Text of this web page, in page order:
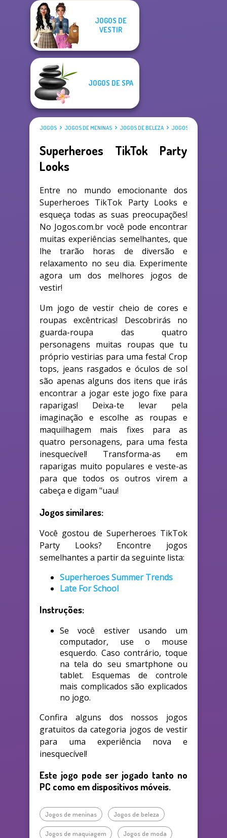
JOGOS DE
VESTIR
JOGOS DE SPA
JOGOS JOGOS DE MENINAS JOGOS DE BELEZA JOGOS DE VESTIR
Superheroes TikTok Party
Looks
Entre no mundo emocionante dos
Superheroes TikTok Party Looks e
esqueça todas as suas preocupações!
No Jogos.com.br você pode encontrar
muitas experiências semelhantes, que
lhe trarão horas de diversão e
relaxamento no seu dia. Experimente
agora um dos melhores jogos de
vestir!
Um jogo de vestir cheio de cores e
roupas excêntricas! Descobrirás no
guarda-roupa das quatro
personagens muitas roupas que tu
próprio vestirias para uma festa! Crop
tops, jeans rasgados e óculos de sol
são apenas alguns dos itens que irás
encontrar a jogar este jogo fixe para
raparigas! Deixa-te levar pela
imaginação e escolhe as roupas e
maquilhagem mais fixes para as
quatro personagens, para uma festa
inesquecível! Transforma-as em
raparigas muito populares e veste-as
para que todos os outros virem a
cabeça e digam "uau!
Jogos similares:
Você gostou de Superheroes TikTok
Party Looks? Encontre jogos
semelhantes a partir da seguinte lista:
Superheroes Summer Trends
Late For School
Instruções:
Se você estiver usando um
computador, use o mouse
esquerdo. Caso contrário, toque
na tela do seu smartphone ou
tablet. Esquemas de controle
mais complicados são explicados
no jogo.
Confira alguns dos nossos jogos
gratuitos da categoria jogos de vestir
para uma experiência nova e
inesquecível!
Este jogo pode ser jogado tanto no
PC como em dispositivos móveis.
Jogos de meninas Jogos de beleza
Jogos de maquiagem Jogos de moda